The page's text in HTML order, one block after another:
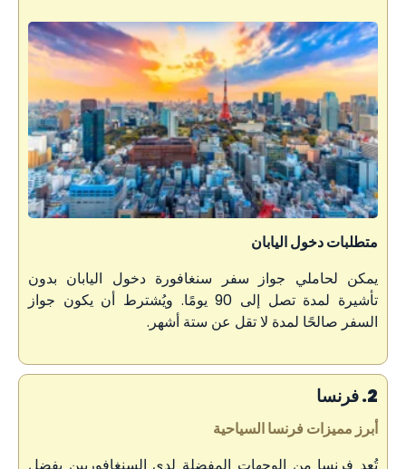
متطلبات دخول اليابان
يمكن لحاملي جواز سفر سنغافورة دخول اليابان بدون
تأشيرة لمدة تصل إلى 90 يومًا. ويُشترط أن يكون جواز
السفر صالحًا لمدة لا تقل عن ستة أشهر.
2. فرنسا
أبرز مميزات فرنسا السياحية